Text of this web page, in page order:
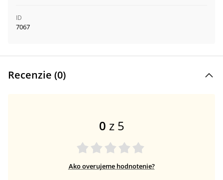
ID
7067
Recenzie (0)
0 z 5
Ako overujeme hodnotenie?